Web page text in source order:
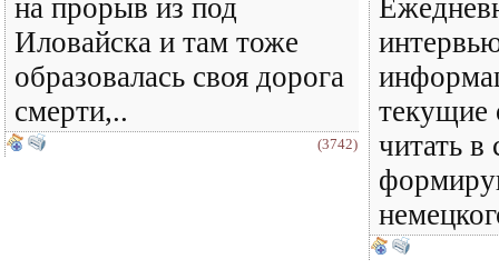
на прорыв из под
Иловайска и там тоже
образовалась своя дорога
смерти,..
(3742)
текущие
читать в